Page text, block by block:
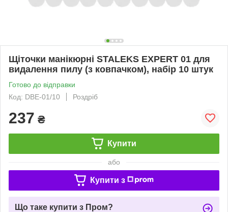
Щіточки манікюрні STALEKS EXPERT 01 для
видалення пилу (з ковпачком), набір 10 штук
Готово до відправки
Код: DBE-01/10
Роздріб
237 ₴
Купити
або
Купити з
Що таке купити з Пром?